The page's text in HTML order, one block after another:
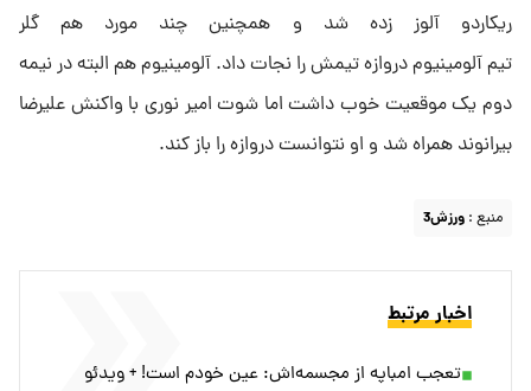
ریکاردو آلوز زده شد و همچنین چند مورد هم گلر
تیم آلومینیوم دروازه تیمش را نجات داد. آلومینیوم هم البته در نیمه
دوم یک موقعیت خوب داشت اما شوت امیر نوری با واکنش علیرضا
بیرانوند همراه شد و او نتوانست دروازه را باز کند.
منبع : ورزش3
اخبار مرتبط
تعجب امباپه از مجسمه‌اش: عین خودم است! + ویدئو